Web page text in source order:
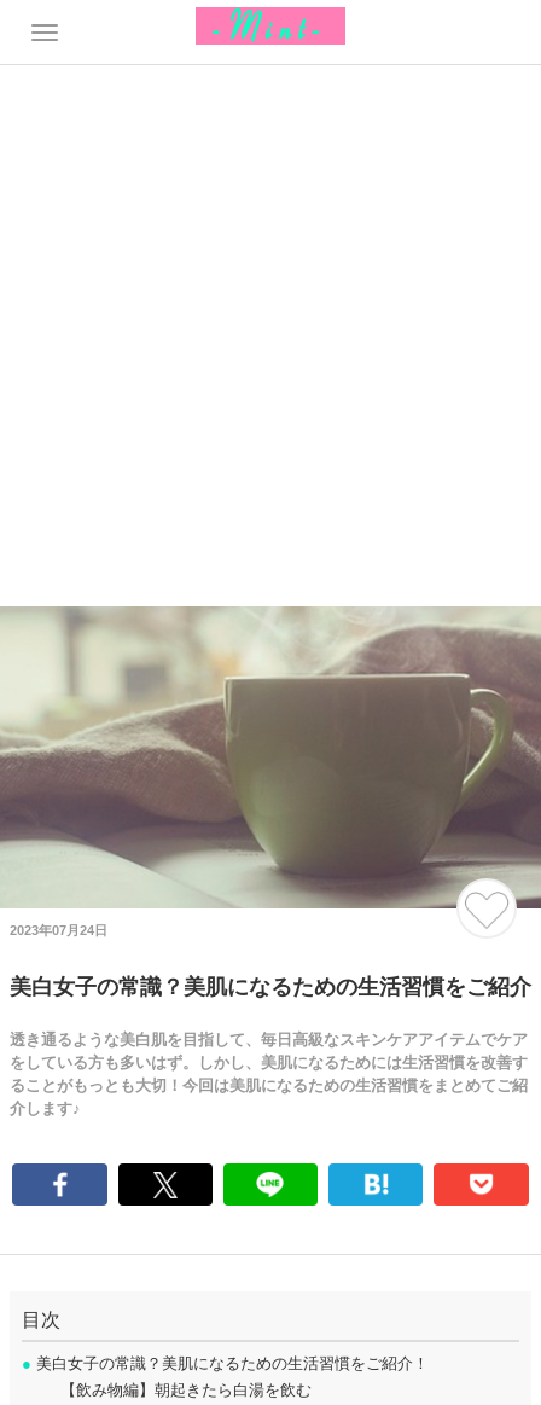
2023年07月24日
美白女子の常識？美肌になるための生活習慣をご紹介
透き通るような美白肌を目指して、毎日高級なスキンケアアイテムでケア
をしている方も多いはず。しかし、美肌になるためには生活習慣を改善す
ることがもっとも大切！今回は美肌になるための生活習慣をまとめてご紹
介します♪
目次
● 美白女子の常識？美肌になるための生活習慣をご紹介！
【飲み物編】朝起きたら白湯を飲む